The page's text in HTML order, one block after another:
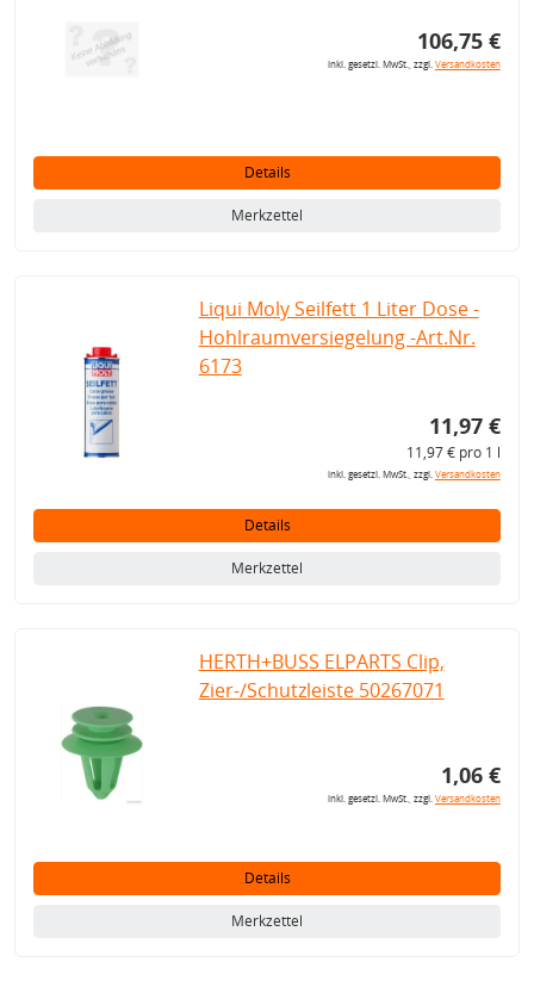
106,75 €
inkl. gesetzl. MwSt., zzgl.Versandkosten
Details
Merkzettel
Liqui Moly Seilfett 1 Liter Dose -
Hohlraumversiegelung -Art.Nr.
6173
11,97 €
11,97 € pro 1 l
inkl. gesetzl. MwSt., zzgl.Versandkosten
Details
Merkzettel
HERTH+BUSS ELPARTS Clip,
Zier-/Schutzleiste 50267071
1,06 €
inkl. gesetzl. MwSt., zzgl.Versandkosten
Details
Merkzettel